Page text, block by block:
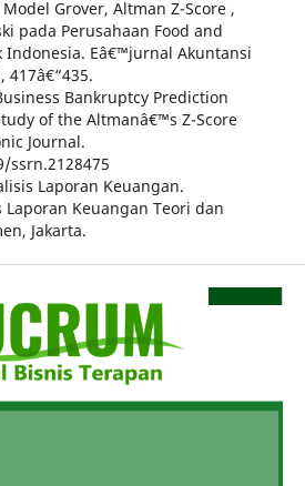
Grover, Altman Z-Score ,
pada Perusahaan Food and
Indonesia. Eâ€™jurnal Akuntansi
417â€“435.
Bankruptcy Prediction
of the Altmanâ€™s Z-Score
Journal.
Laporan Keuangan.
Laporan Keuangan Teori dan
Jakarta.